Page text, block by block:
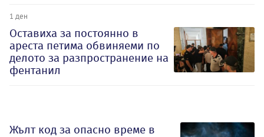
1 ден
Оставиха за постоянно в
ареста петима обвиняеми по
делото за разпространение на
фентанил
Жълт код за опасно време в